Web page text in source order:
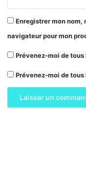
Enregistrer mon nom,
navigateur pour mon
Prévenez-moi de
Prévenez-moi de